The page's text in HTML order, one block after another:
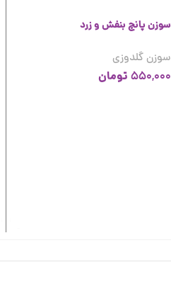
سوزن پانچ بنفش و زرد
سوزن گلدوزی
550,000 تومان